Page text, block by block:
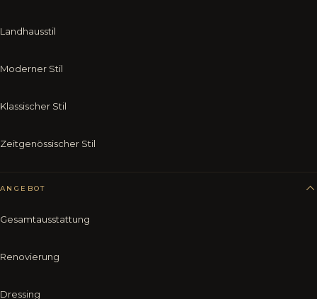
Landhausstil
Moderner Stil
Klassischer Stil
Zeitgenössischer Stil
ANGEBOT
Gesamtausstattung
Renovierung
Dressing